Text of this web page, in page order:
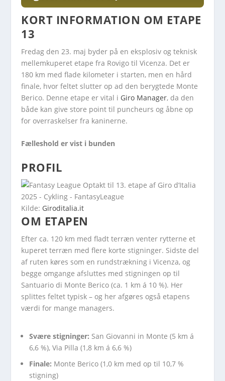
KORT INFORMATION OM ETAPE
13
Fredag den 23. maj byder på en eksplosiv og teknisk
mellemkuperet etape fra Rovigo til Vicenza. Det er
180 km med flade kilometer i starten, men en hård
finale, hvor feltet slutter op ad den berygtede Monte
Berico. Denne etape er vital i Giro Manager, da den
både kan give store point til puncheurs og åbne op
for overraskelser fra kaninerne.
Fælleshold er vist i bunden
PROFIL
Kilde: Giroditalia.it
OM ETAPEN
Efter ca. 120 km med fladt terræn venter rytterne et
kuperet terræn med flere korte stigninger. Sidste del
af ruten køres som en rundstrækning i Vicenza, og
begge omgange afsluttes med stigningen op til
Santuario di Monte Berico (ca. 1 km á 10 %). Her
splittes feltet typisk – og her afgøres også etapens
værdi for mange managers.
Svære stigninger: San Giovanni in Monte (5 km á
6,6 %), Via Pilla (1,8 km á 6,6 %)
Finale: Monte Berico (1,0 km med op til 10,7 %
stigning)